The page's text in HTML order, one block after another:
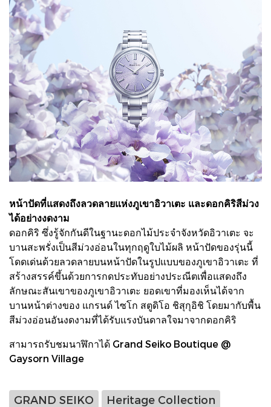
หน้าปัดที่แสดงถึงลวดลายแห่งภูเขาอิวาเตะ และดอกคิริสีม่วง
ได้อย่างงดงาม
ดอกคิริ ซึ่งรู้จักกันดีในฐานะดอกไม้ประจำจังหวัดอิวาเตะ จะ
บานสะพรั่งเป็นสีม่วงอ่อนในทุกฤดูใบไม้ผลิ หน้าปัดของรุ่นนี้
โดดเด่นด้วยลวดลายบนหน้าปัดในรูปแบบของภูเขาอิวาเตะ ที่
สร้างสรรค์ขึ้นด้วยการกดประทับอย่างประณีตเพื่อแสดงถึง
ลักษณะสันเขาของภูเขาอิวาเตะ ยอดเขาที่มองเห็นได้จาก
บานหน้าต่างของ แกรนด์ ไซโก สตูดิโอ ชิสุกุอิชิ โดยมากับพื้น
สีม่วงอ่อนอันงดงามที่ได้รับแรงบันดาลใจมาจากดอกคิริ
สามารถรับชมนาฬิกาได้ Grand Seiko Boutique @
Gaysorn Village
GRAND SEIKO
Heritage Collection